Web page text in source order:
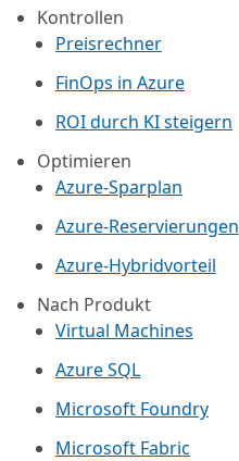
Kontrollen
Preisrechner
FinOps in Azure
ROI durch KI steigern
Optimieren
Azure-Sparplan
Azure-Reservierungen
Azure-Hybridvorteil
Nach Produkt
Virtual Machines
Azure SQL
Microsoft Foundry
Microsoft Fabric